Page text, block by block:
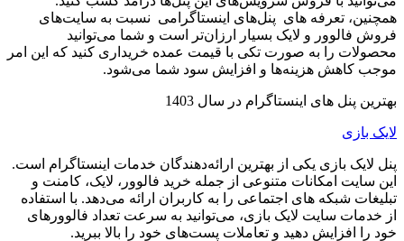
همچنین، تعرفه های پنل‌های اینستاگرامی نسبت به سایت‌های
فروش فالوور و لایک بسیار ارزان‌تر است و شما می‌توانید
محصولات را به صورت تکی با قیمت عمده خریداری کنید که این امر
موجب کاهش هزینه‌ها و افزایش سود شما می‌شود.
بهترین پنل های اینستاگرام در سال 1403
لایک بازی
پنل لایک بازی یکی از بهترین ارائه‌دهندگان خدمات اینستاگرام است.
این سایت امکانات متنوعی از جمله خرید فالوور، لایک، کامنت و
تبلیغات شبکه های اجتماعی را به کاربران ارائه می‌دهد. با استفاده
از خدمات سایت لایک بازی، می‌توانید به سرعت تعداد فالوورهای
خود را افزایش دهید و تعاملات پست‌های خود را بالا ببرید.